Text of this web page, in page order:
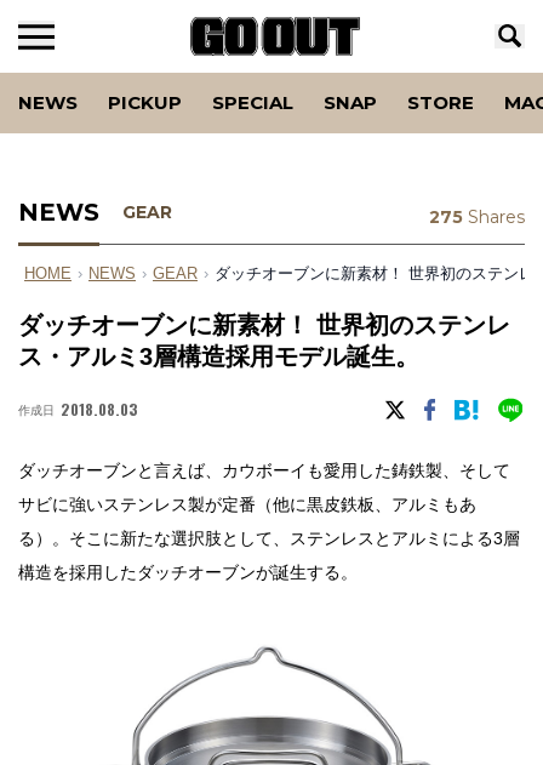
NEWS PICKUP SPECIAL SNAP STORE
NEWS GEAR
HOME › NEWS › GEAR › ダッチオーブンに新素材！ 世界初のステン
ダッチオーブンに新素材！ 世界初のステンレ
ス・アルミ3層構造採用モデル誕生。
作成日 2018.08.03
275 Shares
ダッチオーブンと言えば、カウボーイも愛用した鋳鉄製、そして
サビに強いステンレス製が定番（他に黒皮鉄板、アルミもあ
る）。そこに新たな選択肢として、ステンレスとアルミによる3層
構造を採用したダッチオーブンが誕生する。